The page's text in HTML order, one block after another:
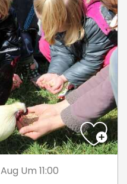
Aug Um 11:00